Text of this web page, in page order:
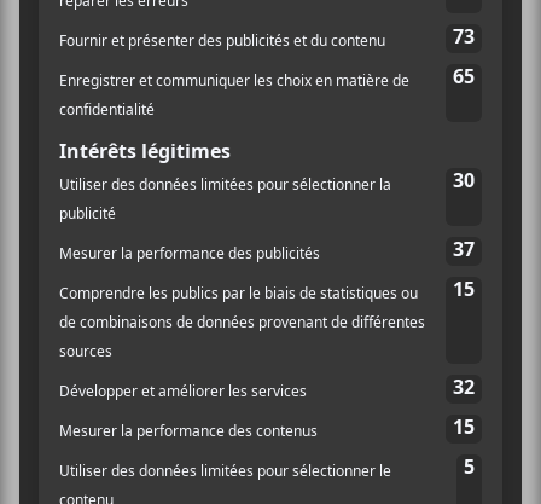
Blondshell +
Festival Nuits d’Afrique 2023 : Saïd